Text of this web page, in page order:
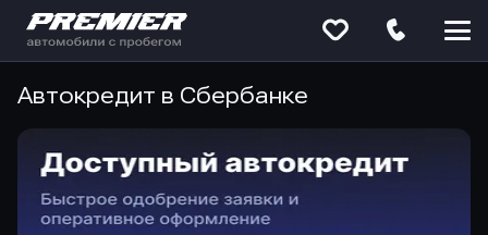
Автокредит в Сбербанке